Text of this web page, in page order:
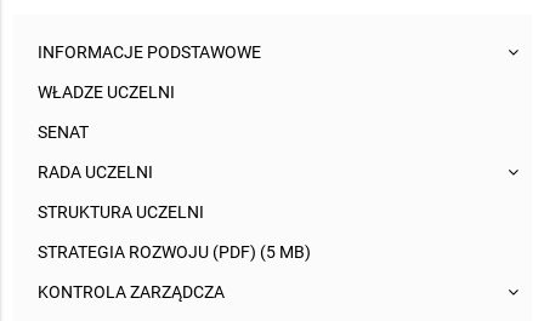
INFORMACJE PODSTAWOWE
WŁADZE UCZELNI
SENAT
RADA UCZELNI
STRUKTURA UCZELNI
STRATEGIA ROZWOJU (PDF) (5 MB)
KONTROLA ZARZĄDCZA